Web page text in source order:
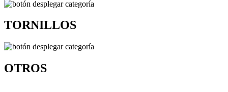
TORNILLOS
OTROS